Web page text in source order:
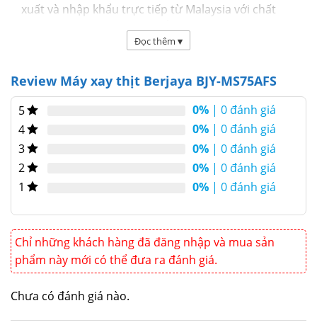
xuất và nhập khẩu trực tiếp từ Malaysia với chất
lượng đạt tiêu chuẩn châu Âu, máy xay BJY-
MS75AFS ngày càng được sử dụng rộng rài trong
sạn.
Đọc thêm ▾
Review Máy xay thịt Berjaya BJY-MS75AFS
5 0% | 0 đánh giá
4
0% | 0 đánh giá
3
0% | 0 đánh giá
2
0% | 0 đánh giá
1
0% | 0 đánh giá
Chỉ những khách hàng đã đăng nhập và mua sản
phẩm này mới có thể đưa ra đánh giá.
Chưa có đánh giá nào.